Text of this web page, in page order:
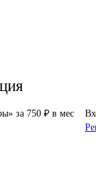
за 750 ₽ в мес